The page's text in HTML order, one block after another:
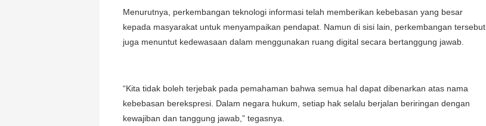
Menurutnya, perkembangan teknologi informasi telah memberikan kebebasan yang besar
kepada masyarakat untuk menyampaikan pendapat. Namun di sisi lain, perkembangan tersebut
juga menuntut kedewasaan dalam menggunakan ruang digital secara bertanggung jawab.
“Kita tidak boleh terjebak pada pemahaman bahwa semua hal dapat dibenarkan atas nama
kebebasan berekspresi. Dalam negara hukum, setiap hak selalu berjalan beriringan dengan
kewajiban dan tanggung jawab,” tegasnya.